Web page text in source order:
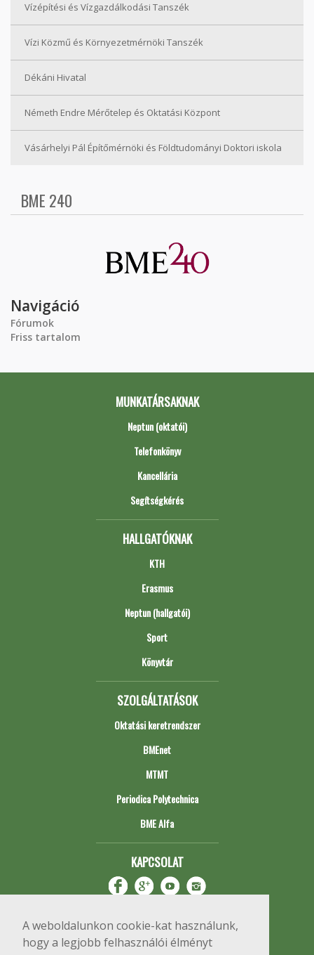
A weboldalunkon cookie-kat használunk,
hogy a legjobb felhasználói élményt
Vízépítési és Vízgazdálkodási Tanszék
Vízi Közmű és Környezetmérnöki Tanszék
Dékáni Hivatal
Németh Endre Mérőtelep és Oktatási Központ
Vásárhelyi Pál Építőmérnöki és Földtudományi Doktori iskola
BME 240
Navigáció
Fórumok
Friss tartalom
MUNKATÁRSAKNAK
Neptun (oktatói)
Telefonkönyv
Kancellária
Segítségkérés
HALLGATÓKNAK
KTH
Erasmus
Neptun (hallgatói)
Sport
Könyvtár
SZOLGÁLTATÁSOK
Oktatási keretrendszer
BMEnet
MTMT
Periodica Polytechnica
BME Alfa
KAPCSOLAT